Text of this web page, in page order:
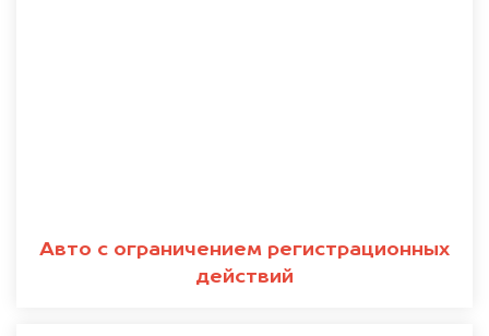
Авто с ограничением регистрационных
действий